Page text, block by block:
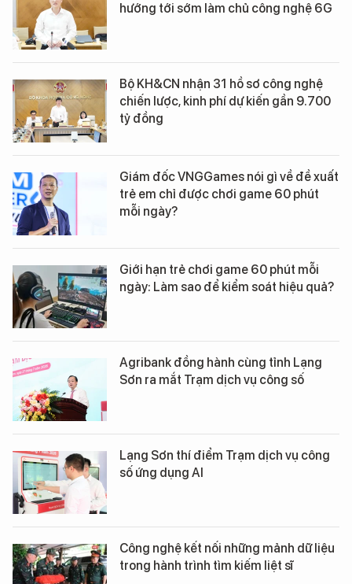
hướng tới sớm làm chủ công nghệ 6G
Bộ KH&CN nhận 31 hồ sơ công nghệ
chiến lược, kinh phí dự kiến gần 9.700
tỷ đồng
Giám đốc VNGGames nói gì về đề xuất
trẻ em chỉ được chơi game 60 phút
mỗi ngày?
Giới hạn trẻ chơi game 60 phút mỗi
ngày: Làm sao để kiểm soát hiệu quả?
Agribank đồng hành cùng tỉnh Lạng
Sơn ra mắt Trạm dịch vụ công số
Lạng Sơn thí điểm Trạm dịch vụ công
số ứng dụng AI
Công nghệ kết nối những mảnh dữ liệu
trong hành trình tìm kiếm liệt sĩ